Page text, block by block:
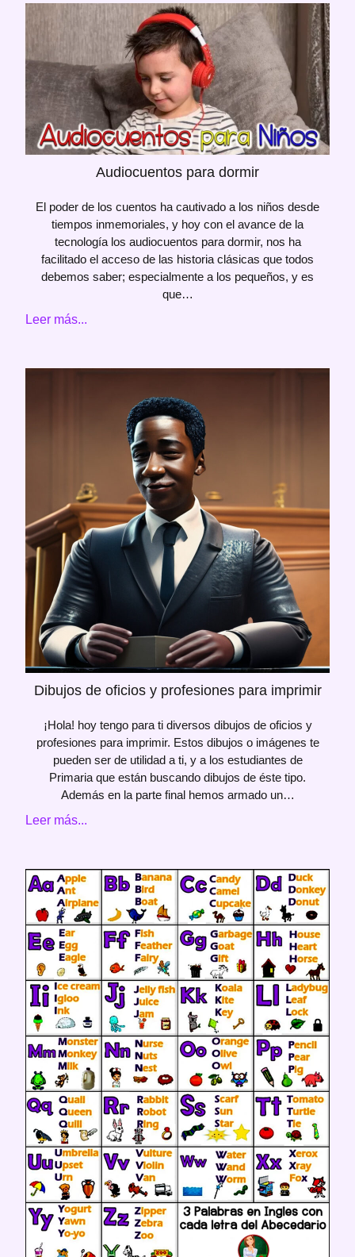
Audiocuentos para dormir
El poder de los cuentos ha cautivado a los niños desde
tiempos inmemoriales, y hoy con el avance de la
tecnología los audiocuentos para dormir, nos ha
facilitado el acceso de las historia clásicas que todos
debemos saber; especialmente a los pequeños, y es
que…
Leer más...
Dibujos de oficios y profesiones para imprimir
¡Hola! hoy tengo para ti diversos dibujos de oficios y
profesiones para imprimir. Estos dibujos o imágenes te
pueden ser de utilidad a ti, y a los estudiantes de
Primaria que están buscando dibujos de éste tipo.
Además en la parte final hemos armado un…
Leer más...